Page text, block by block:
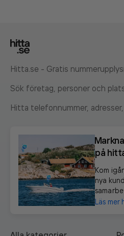
Hitta.se - Gratis
Sök företag, personer och
Hitta telefonnummer,
på
Kom
nya
Läs mer